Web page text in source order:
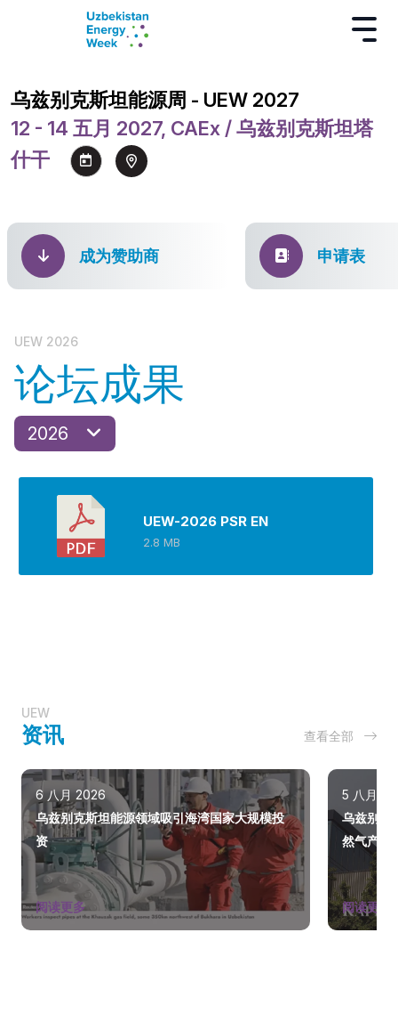
乌兹别克斯坦能源周 - UEW 2027
12 - 14 五月 2027, CAEx / 乌兹别克斯坦塔
什干
成为赞助商 申请表
UEW 2026
论坛成果
2026
UEW-2026 PSR EN
2.8 MB
UEW
资讯 查看全部
6 八月 2026
乌兹别克斯坦能源领域吸引海湾国家大规模投
资
阅读更多
5 八月
乌兹别克
然气产量
阅读更多